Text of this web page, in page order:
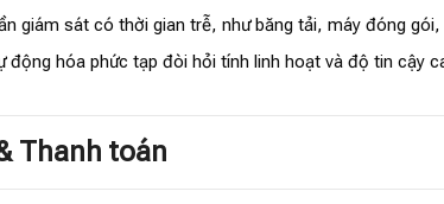
giám sát có thời gian trễ, như băng tải, máy đóng
động hóa phức tạp đòi hỏi tính linh hoạt và độ tin cậy
Thanh toán